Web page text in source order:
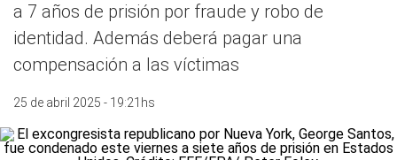
a 7 años de prisión por fraude y robo de
identidad. Además deberá pagar una
compensación a las víctimas
25 de abril 2025 - 19:21hs